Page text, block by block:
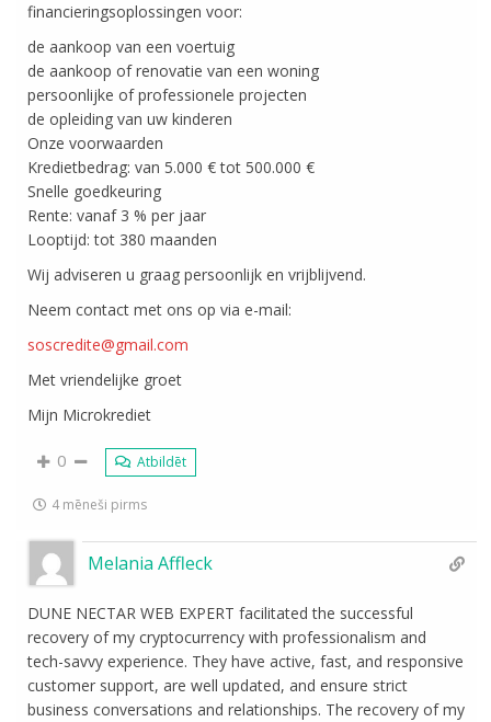
financieringsoplossingen voor:
de aankoop van een voertuig
de aankoop of renovatie van een woning
persoonlijke of professionele projecten
de opleiding van uw kinderen
Onze voorwaarden
Kredietbedrag: van 5.000 € tot 500.000 €
Snelle goedkeuring
Rente: vanaf 3 % per jaar
Looptijd: tot 380 maanden
Wij adviseren u graag persoonlijk en vrijblijvend.
Neem contact met ons op via e-mail:
soscredite@gmail.com
Met vriendelijke groet
Mijn Microkrediet
0 Atbildēt
4 mēneši pirms
Melania Affleck
DUNE NECTAR WEB EXPERT facilitated the successful
recovery of my cryptocurrency with professionalism and
tech-savvy experience. They have active, fast, and responsive
customer support, are well updated, and ensure strict
business conversations and relationships. The recovery of my